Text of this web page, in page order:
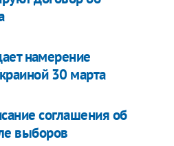
намерение
30 марта
соглашения об
выборов